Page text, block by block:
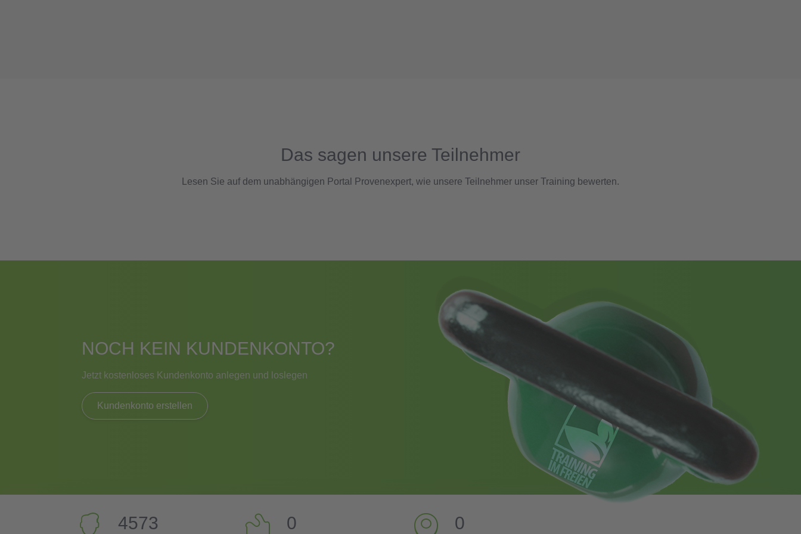
Das sagen unsere Teilnehmer
Lesen Sie auf dem unabhängigen Portal Provenexpert, wie unsere Teilnehmer unser Training bewerten.
NOCH KEIN KUNDENKONTO?
Jetzt kostenloses Kundenkonto anlegen und loslegen
Kundenkonto erstellen
4573 0 0